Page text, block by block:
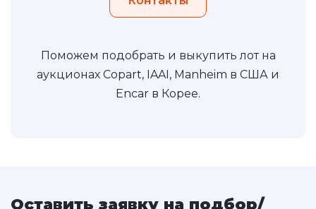
Поможем подобрать и выкупить лот на
аукционах Copart, IAAI, Manheim в США и
Encar в Корее.
Оставить заявку на подбор/